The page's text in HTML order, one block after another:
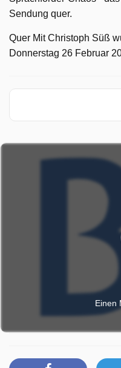
Sendung quer.
Quer Mit Christoph Süß
Donnerstag 26 Februar
Einen